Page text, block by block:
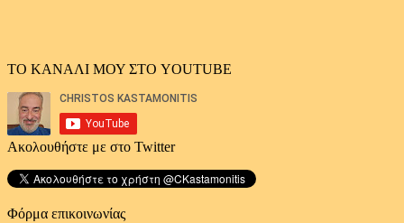
ΤΟ ΚΑΝΑΛΙ ΜΟΥ ΣΤΟ YOUTUBE
Ακολουθήστε με στο Twitter
Φόρμα επικοινωνίας